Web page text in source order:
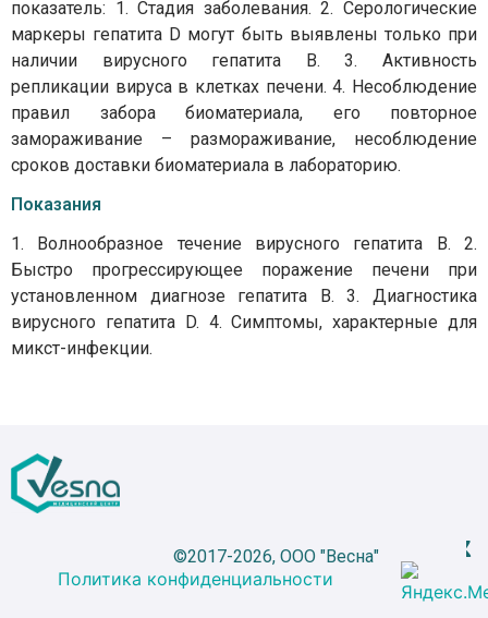
показатель: 1. Стадия заболевания. 2. Серологические
маркеры гепатита D могут быть выявлены только при
наличии вирусного гепатита В. 3. Активность
репликации вируса в клетках печени. 4. Несоблюдение
правил забора биоматериала, его повторное
замораживание – размораживание, несоблюдение
сроков доставки биоматериала в лабораторию.
Показания
1. Волнообразное течение вирусного гепатита В. 2.
Быстро прогрессирующее поражение печени при
установленном диагнозе гепатита В. 3. Диагностика
вирусного гепатита D. 4. Симптомы, характерные для
микст-инфекции.
©2017-2026, ООО "Весна"
Политика конфиденциальности